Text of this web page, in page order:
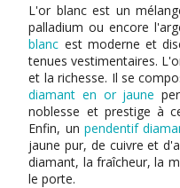
L'or blanc est un
palladium ou encore
blanc est moderne et
tenues vestimentaires.
et la richesse. Il se
diamant en or jaune
noblesse et prestige à
Enfin, un pendentif
jaune pur, de cuivre et
diamant, la fraîcheur, la
le porte.